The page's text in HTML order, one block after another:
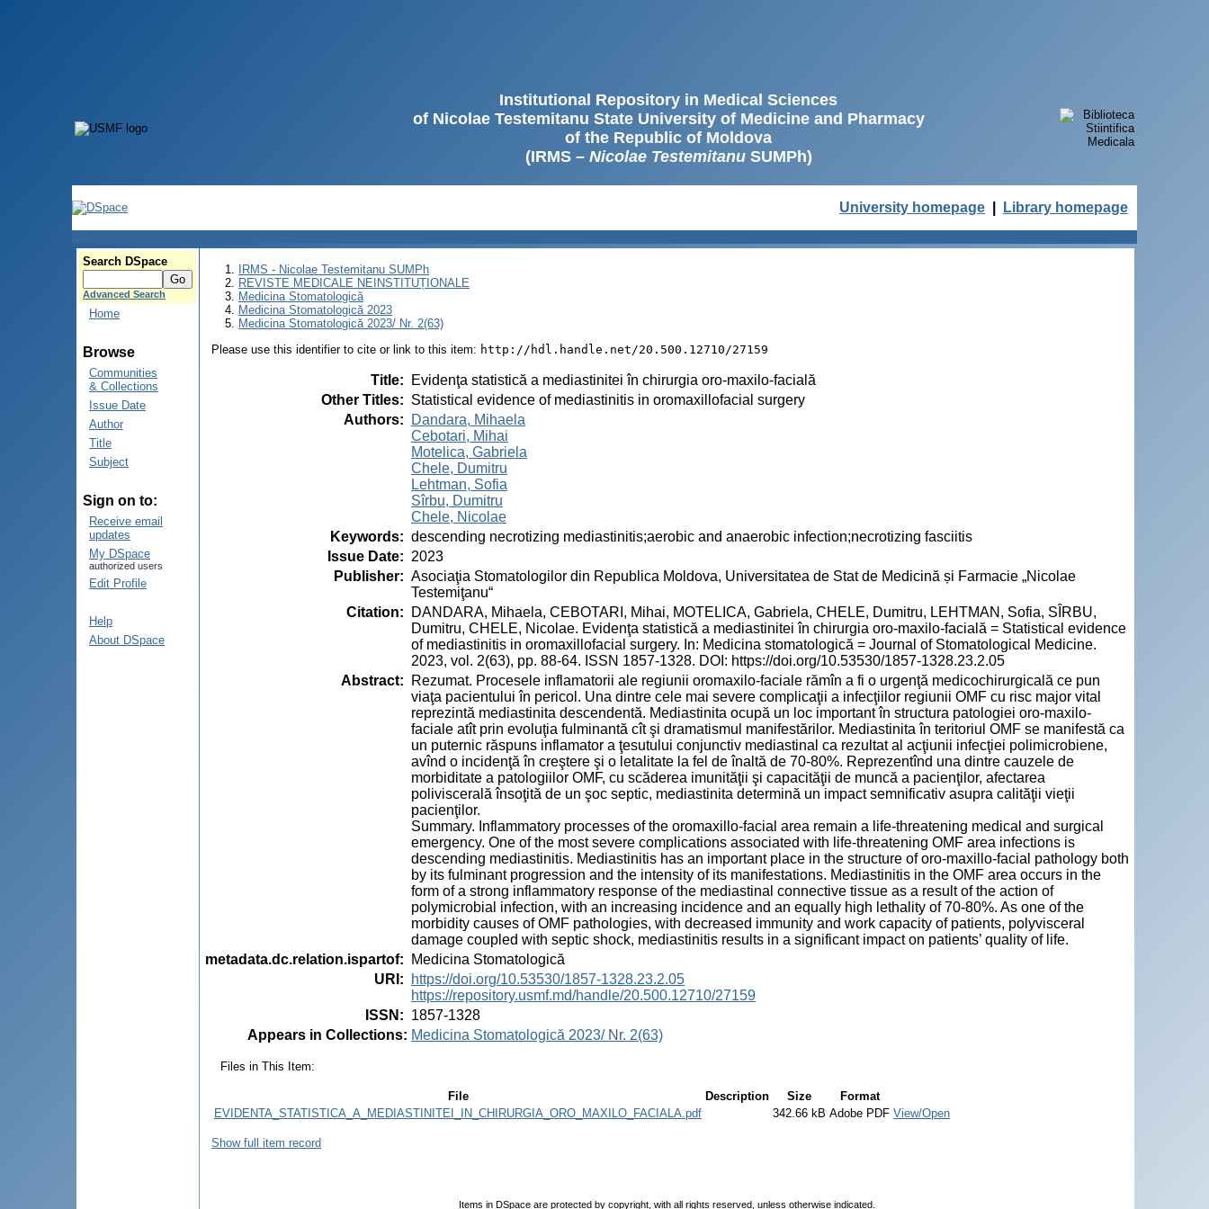
Institutional Repository in Medical Sciences
of Nicolae Testemitanu State University of Medicine and Pharmacy
of the Republic of Moldova
(IRMS – Nicolae TestemitanuSUMPh)
University homepage Library homepage
Search DSpace
Advanced Search
Home
Browse
Communities
& Collections
Issue Date
Author
Title
Subject
Sign on to:
Receive email
updates
My DSpace
authorized users
Edit Profile
Help
About DSpace
IRMS - Nicolae Testemitanu SUMPh
REVISTE MEDICALE NEINSTITUȚIONALE
Medicina Stomatologică
Medicina Stomatologică 2023
Medicina Stomatologică 2023/ Nr. 2(63)
Please use this identifier to cite or link to this item: http://hdl.handle.net/20.500.12710/27159
Title:
Evidenţa statistică a mediastinitei în chirurgia oro-maxilo-facială
Other Titles: Statistical evidence of mediastinitis in oromaxillofacial surgery
Authors:
Dandara, Mihaela
Cebotari, Mihai
Motelica, Gabriela
Chele, Dumitru
Lehtman, Sofia
Sîrbu, Dumitru
Chele, Nicolae
Keywords: descending necrotizing mediastinitis;aerobic and anaerobic infection;necrotizing fasciitis
Issue Date: 2023
Publisher: Asociaţia Stomatologilor din Republica Moldova, Universitatea de Stat de Medicină și Farmacie „Nicolae
Testemiţanu“
Citation:
DANDARA, Mihaela, CEBOTARI, Mihai, MOTELICA, Gabriela, CHELE, Dumitru, LEHTMAN, Sofia, SÎRBU,
Dumitru, CHELE, Nicolae. Evidenţa statistică a mediastinitei în chirurgia oro-maxilo-facială = Statistical evidence
of mediastinitis in oromaxillofacial surgery. In: Medicina stomatologică = Journal of Stomatological Medicine.
2023, vol. 2(63), pp. 88-64. ISSN 1857-1328. DOI: https://doi.org/10.53530/1857-1328.23.2.05
Abstract:
Rezumat. Procesele inflamatorii ale regiunii oromaxilo-faciale rămîn a fi o urgenţă medicochirurgicală ce pun
viaţa pacientului în pericol. Una dintre cele mai severe complicaţii a infecţiilor regiunii OMF cu risc major vital
reprezintă mediastinita descendentă. Mediastinita ocupă un loc important în structura patologiei oro-maxilo-
faciale atît prin evoluţia fulminantă cît şi dramatismul manifestărilor. Mediastinita în teritoriul OMF se manifestă ca
un puternic răspuns inflamator a ţesutului conjunctiv mediastinal ca rezultat al acţiunii infecţiei polimicrobiene,
avînd o incidenţă în creştere şi o letalitate la fel de înaltă de 70-80%. Reprezentînd una dintre cauzele de
morbiditate a patologiilor OMF, cu scăderea imunităţii şi capacităţii de muncă a pacienţilor, afectarea
poliviscerală însoţită de un şoc septic, mediastinita determină un impact semnificativ asupra calităţii vieţii
pacienţilor.
Summary. Inflammatory processes of the oromaxillo-facial area remain a life-threatening medical and surgical
emergency. One of the most severe complications associated with life-threatening OMF area infections is
descending mediastinitis. Mediastinitis has an important place in the structure of oro-maxillo-facial pathology both
by its fulminant progression and the intensity of its manifestations. Mediastinitis in the OMF area occurs in the
form of a strong inflammatory response of the mediastinal connective tissue as a result of the action of
polymicrobial infection, with an increasing incidence and an equally high lethality of 70-80%. As one of the
morbidity causes of OMF pathologies, with decreased immunity and work capacity of patients, polyvisceral
damage coupled with septic shock, mediastinitis results in a significant impact on patients’ quality of life.
metadata.dc.relation.ispartof:
Medicina Stomatologică
URI :
https://doi.org/10.53530/1857-1328.23.2.05
https://repository.usmf.md/handle/20.500.12710/27159
ISSN : 1857-1328
Appears in Collections: Medicina Stomatologică 2023/ Nr. 2(63)
Files in This Item:
File Description Size
Format
EVIDENTA_STATISTICA_A_MEDIASTINITEI_IN_CHIRURGIA_ORO_MAXILO_FACIALA.pdf
342.66 kB Adobe PDF View/Open
Show full item record
Items in DSpace are protected by copyright, with all rights reserved, unless otherwise indicated.